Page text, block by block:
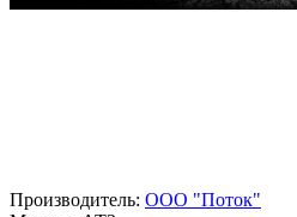
Производитель: ООО "Поток"